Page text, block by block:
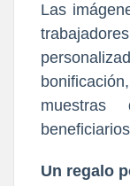
Las
Un regalo